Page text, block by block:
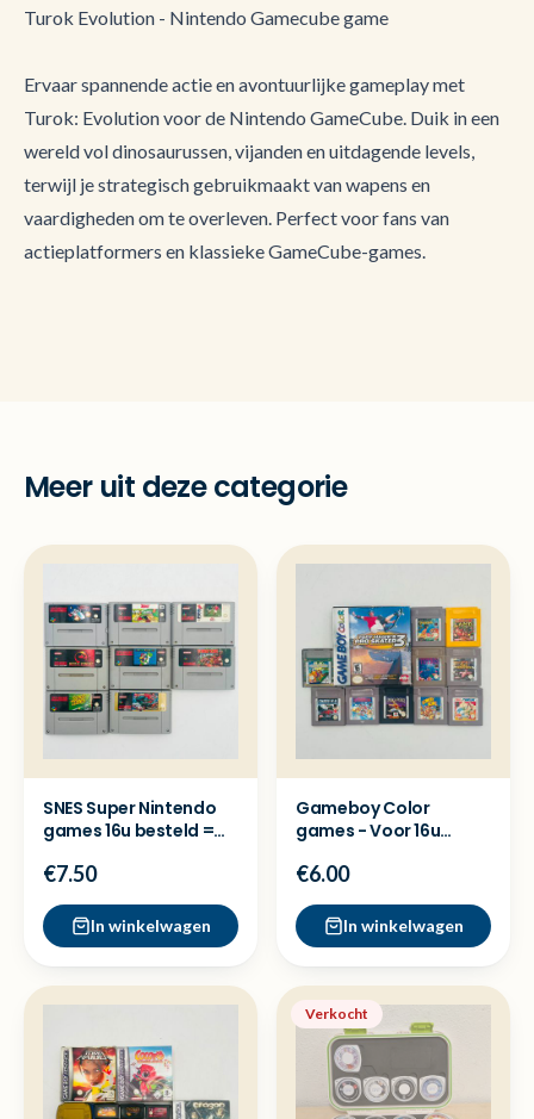
Turok Evolution - Nintendo Gamecube game
Ervaar spannende actie en avontuurlijke gameplay met
Turok: Evolution voor de Nintendo GameCube. Duik in een
wereld vol dinosaurussen, vijanden en uitdagende levels,
terwijl je strategisch gebruikmaakt van wapens en
vaardigheden om te overleven. Perfect voor fans van
actieplatformers en klassieke GameCube-games.
Meer uit deze categorie
SNES Super Nintendo
games 16u besteld =
€7.50
In winkelwagen
Gameboy Color
games - Voor 16u
dag verzon
€6.00
In winkelwagen
Verkocht